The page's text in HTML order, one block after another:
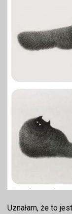
Uznałam, że to